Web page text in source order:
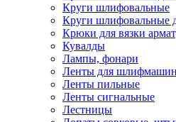
Круги шлифовальные
Круги шлифовальные
Крюки для вязки
Кувалды
Лампы, фонари
Ленты для шлифмашин
Ленты пильные
Ленты сигнальные
Лестницы